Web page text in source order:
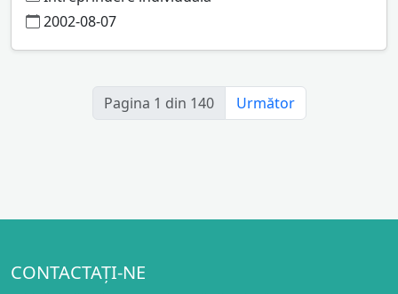
2002-08-07
Pagina 1 din 140 Următor
CONTACTAȚI-NE